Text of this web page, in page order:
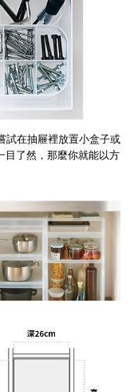
試在抽屜裡放置小盒子或
目了然，那麼你就能以方